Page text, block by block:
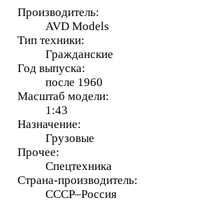
Производитель:
AVD Models
Тип техники:
Гражданские
Год выпуска:
после 1960
Масштаб модели:
1:43
Назначение:
Грузовые
Прочее:
Спецтехника
Страна-производитель:
СССР–Россия